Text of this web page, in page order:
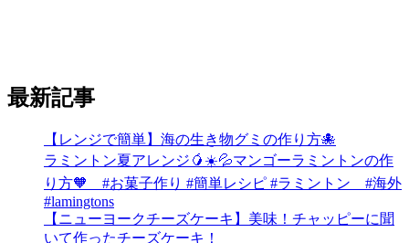
最新記事
【レンジで簡単】海の生き物グミの作り方🐙
ラミントン夏アレンジ🥭☀️💦マンゴーラミントンの作
り方🧡 #お菓子作り #簡単レシピ #ラミントン #海外
#lamingtons
【ニューヨークチーズケーキ】美味！チャッピーに聞
いて作ったチーズケーキ！